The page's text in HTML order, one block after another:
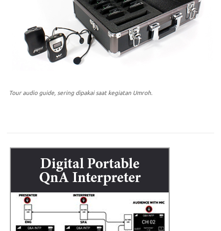
Tour audio guide, sering dipakai saat kegiatan Umroh.